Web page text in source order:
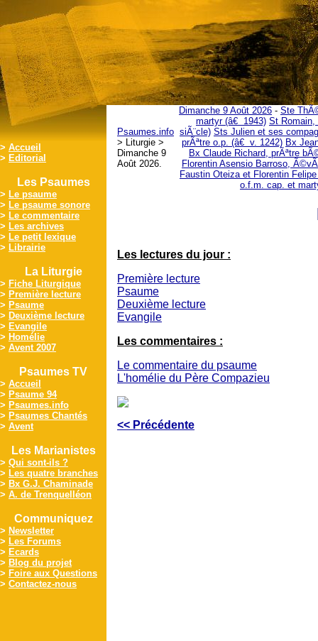
> Accueil
> Editorial
Les Psaumes
> Le psaume
> Le psaume sonore
> Le commentaire
> Les archives
> Le petit lexique
> Librairie
La Liturgie
> Fiche Liturgique
> Première lecture
> Psaume
> Deuxième lecture
> Evangile
> Homélie
> Avent 2007
Psaumes TV
> Accueil
> Psaume 94
> Psaumes.info
> Psaumes Chantés
> Avent
Les Marianistes
> Qui sont-ils ?
> Les quatre branches
> Bx G.J. Chaminade
> A. de Trenquelléon
Communiquez
> Newsletter
> Les Forums
> Ecards
> Blog du projet
> Foire aux Questions
> Contactez-nous
Psaumes.info
> Liturgie >
Dimanche 9
Août 2026.
Dimanche 9 Août 2026 - Ste
martyr (â€ 1943) St
siÃ¨cle) Sts Julien et ses
prÃªtre o.p. (â€ v. 1242) Bx
Bx Claude Richard, prÃªtre
Florentin Asensio Barroso,
Faustin Oteiza et Florentin
o.f.m. cap. et
Les lectures du jour :
Première lecture
Psaume
Deuxième lecture
Evangile
Les commentaires :
Le commentaire du psaume
L'homélie du Père Compazieu
<< Précédente